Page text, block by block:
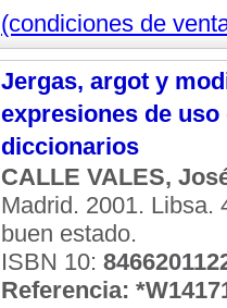
(condiciones de
Jergas, argot y
expresiones de
diccionarios
CALLE VALES,
Madrid. 2001. Libsa.
buen estado.
ISBN 10:
Referencia: